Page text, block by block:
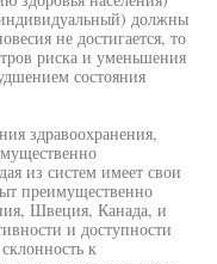
должны
не достигается, то
риска и уменьшения
состояния
здравоохранения,
из систем имеет свои
преимущественно
Швеция, Канада, и
и доступности
к